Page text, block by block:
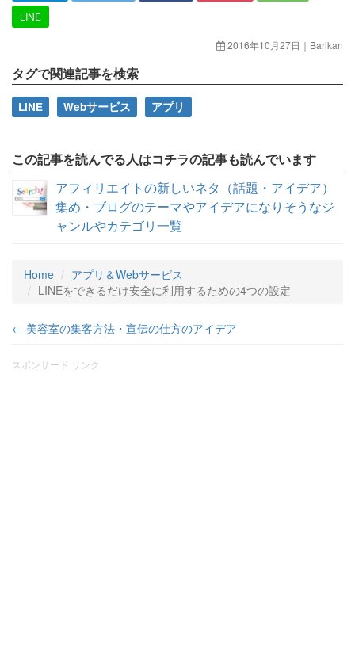
LINE
2016年10月27日 ｜ Barikan
タグで関連記事を検索
LINE Webサービス アプリ
この記事を読んでる人はコチラの記事も読んでいます
アフィリエイトの新しいネタ（話題・アイデア）
集め・ブログのテーマやアイデアになりそうなジ
ャンルやカテゴリ一覧
Home
アプリ＆Webサービス
LINEをできるだけ安全に利用するための4つの設定
← 美容室の集客方法・宣伝の仕方のアイデア
スポンサード リンク